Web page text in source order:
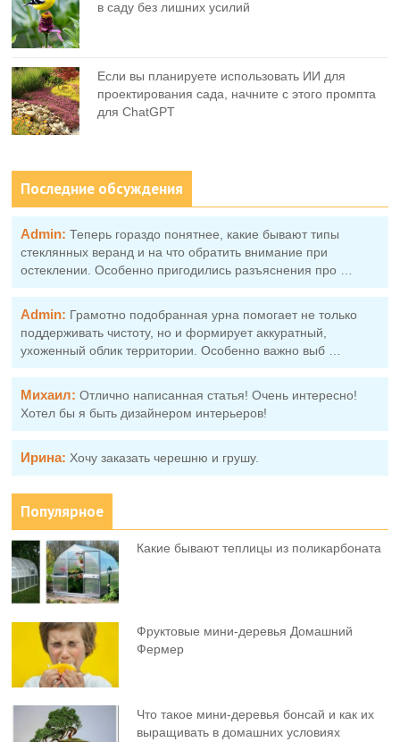
в саду без лишних усилий
Если вы планируете использовать ИИ для
проектирования сада, начните с этого промпта
для ChatGPT
Последние обсуждения
Admin: Теперь гораздо понятнее, какие бывают типы
стеклянных веранд и на что обратить внимание при
остеклении. Особенно пригодились разъяснения про …
Admin: Грамотно подобранная урна помогает не только
поддерживать чистоту, но и формирует аккуратный,
ухоженный облик территории. Особенно важно выб …
Михаил: Отлично написанная статья! Очень интересно!
Хотел бы я быть дизайнером интерьеров!
Ирина: Хочу заказать черешню и грушу.
Популярное
Какие бывают теплицы из поликарбоната
Фруктовыe мини-деревья Домашний
Фермер
Что такое мини-деревья бонсай и как их
выращивать в домашних условиях